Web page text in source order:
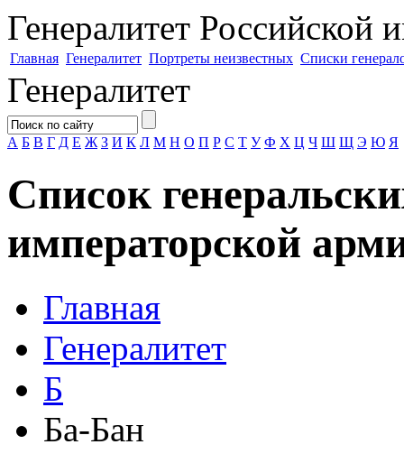
Генералитет Российской
Главная Генералитет Портреты неизвестных Списки
Генералитет
А Б В Г Д Е Ж З И К Л М Н О П Р С Т У Ф Х Ц Ч Ш Щ Э Ю Я
Список
императорской
Главная
Генералитет
Б
Ба-Бан